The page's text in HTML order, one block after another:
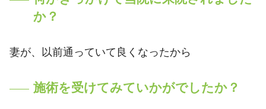
か？
妻が、以前通っていて良くなったから
施術を受けてみていかがでしたか？